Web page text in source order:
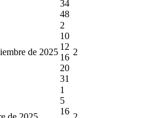
34
48
de 2025
2
10
12
16
20
31
2
1
5
16